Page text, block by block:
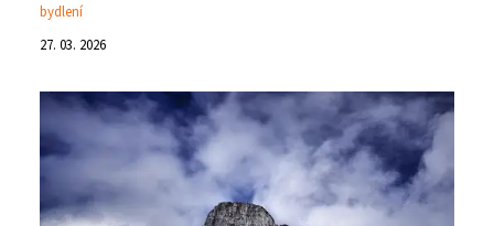
bydlení
27. 03. 2026